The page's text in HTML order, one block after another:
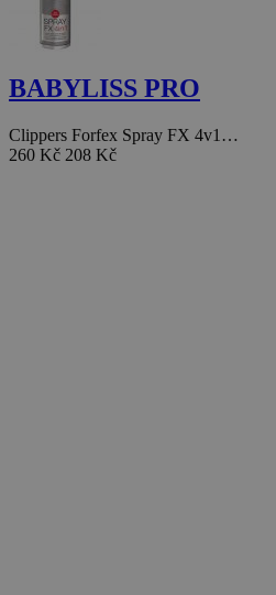
BABYLISS PRO
Clippers Forfex Spray FX 4v1…
260 Kč 208 Kč